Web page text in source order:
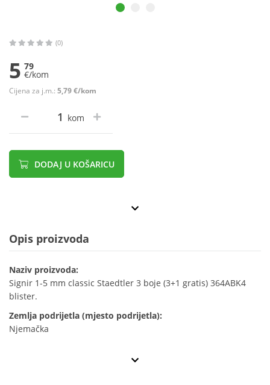
(0)
5 79
€/kom
Cijena za j.m.: 5,79 €/kom
kom
DODAJ U KOŠARICU
Opis proizvoda
Naziv proizvoda:
Signir 1-5 mm classic Staedtler 3 boje (3+1 gratis) 364ABK4
blister.
Zemlja podrijetla (mjesto podrijetla):
Njemačka